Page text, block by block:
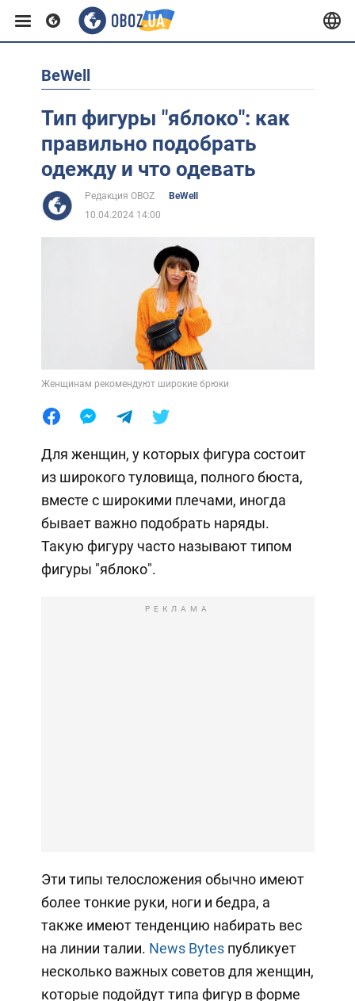
Европа
США
Африка
BeWell
Тип фигуры "яблоко": как
правильно подобрать
одежду и что одевать
Редакция OBOZ
BeWell
10.04.2024 14:00
Женщинам рекомендуют широкие брюки
Для женщин, у которых фигура состоит
из широкого туловища, полного бюста,
вместе с широкими плечами, иногда
бывает важно подобрать наряды.
Такую фигуру часто называют типом
фигуры "яблоко".
РЕКЛАМА
Эти типы телосложения обычно имеют
более тонкие руки, ноги и бедра, а
также имеют тенденцию набирать вес
на линии талии. News Bytesпубликует
несколько важных советов для женщин,
которые подойдут типа фигур в форме